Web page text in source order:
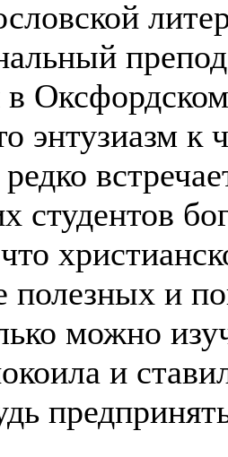
в
энтузиазм к
студентов
полезных и
можно
и